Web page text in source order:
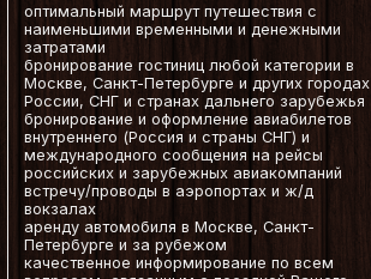
оптимальный маршрут путешествия с
наименьшими временными и денежными
затратами
бронирование гостиниц любой категории в
Москве, Санкт-Петербурге и других городах
России, СНГ и странах дальнего зарубежья
бронирование и оформление авиабилетов
внутреннего (Россия и страны СНГ) и
международного сообщения на рейсы
российских и зарубежных авиакомпаний
встречу/проводы в аэропортах и ж/д
вокзалах
аренду автомобиля в Москве, Санкт-
Петербурге и за рубежом
качественное информирование по всем